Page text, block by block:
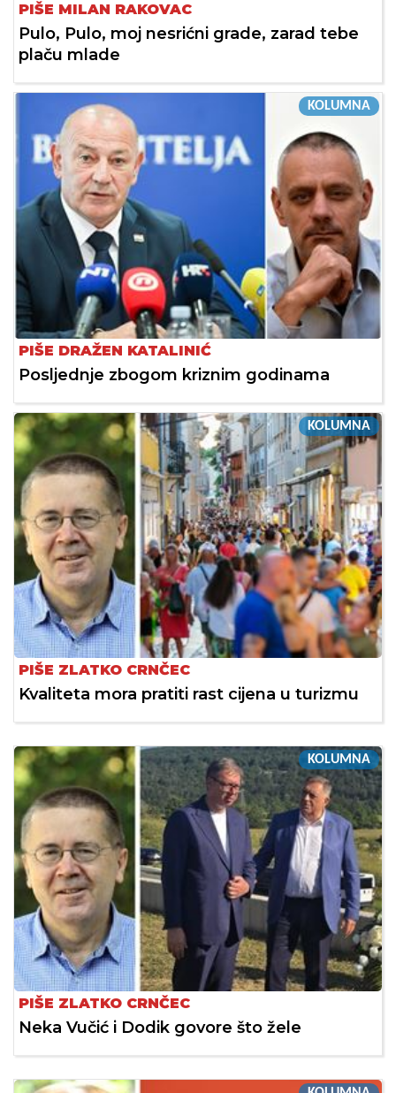
PIŠE MILAN RAKOVAC
Pulo, Pulo, moj nesrićni grade, zarad tebe
plaču mlade
KOLUMNA
PIŠE DRAŽEN KATALINIĆ
Posljednje zbogom kriznim godinama
KOLUMNA
PIŠE ZLATKO CRNČEC
Kvaliteta mora pratiti rast cijena u turizmu
KOLUMNA
PIŠE ZLATKO CRNČEC
Neka Vučić i Dodik govore što žele